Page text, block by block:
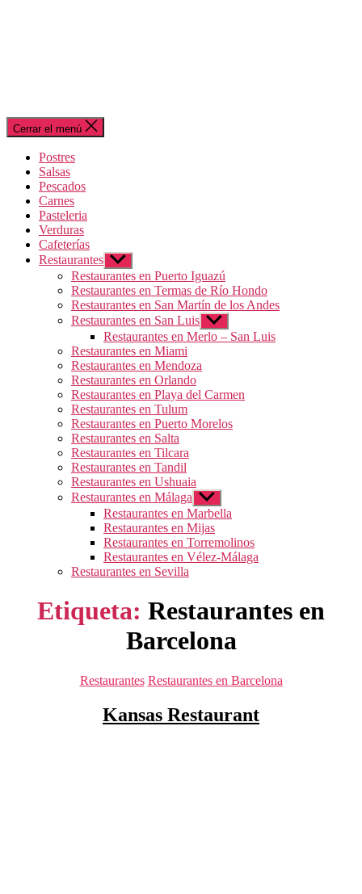
Cerrar el menú
Postres
Salsas
Pescados
Carnes
Pasteleria
Verduras
Cafeterías
Restaurantes Mostrar
el
submenú
Restaurantes en Puerto Iguazú
Restaurantes en Termas de Río Hondo
Restaurantes en San Martín de los Andes
Restaurantes en San Luis Mostrar
el
submenú
Restaurantes en Merlo – San Luis
Restaurantes en Miami
Restaurantes en Mendoza
Restaurantes en Orlando
Restaurantes en Playa del Carmen
Restaurantes en Tulum
Restaurantes en Puerto Morelos
Restaurantes en Salta
Restaurantes en Tilcara
Restaurantes en Tandil
Restaurantes en Ushuaia
Restaurantes en Málaga Mostrar
el
submenú
Restaurantes en Marbella
Restaurantes en Mijas
Restaurantes en Torremolinos
Restaurantes en Vélez-Málaga
Restaurantes en Sevilla
Etiqueta: Restaurantes en
Barcelona
Categorías
Restaurantes Restaurantes en Barcelona
Kansas Restaurant